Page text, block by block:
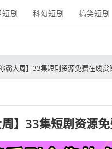
短剧 科幻短剧 搞笑短剧
霸大周】33集短剧资源免费在线赏
】33集短剧资源